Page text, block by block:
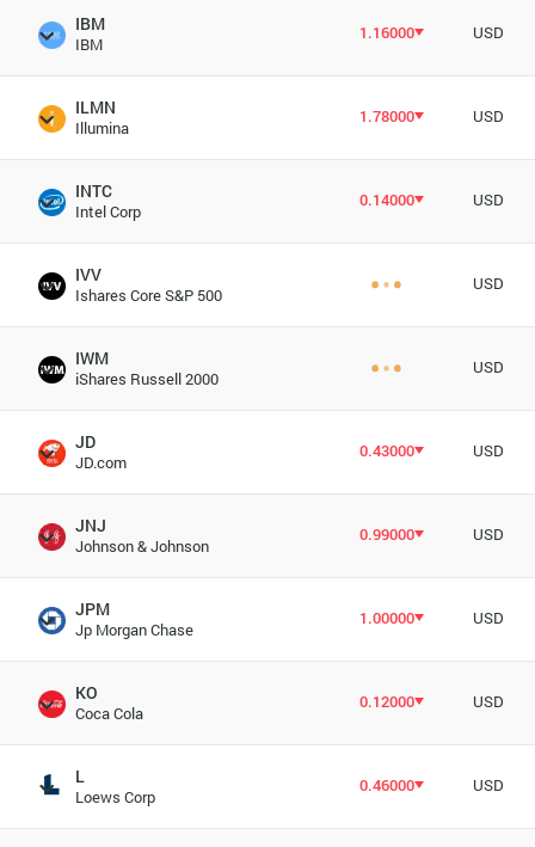
IBM
IBM
1.16000 USD
ILMN
Illumina
1.78000 USD
INTC
Intel Corp
0.14000 USD
IVV
Ishares Core S&P 500
USD
IWM
iShares Russell 2000
USD
JD
JD.com
0.43000 USD
JNJ
Johnson & Johnson
0.99000 USD
JPM
Jp Morgan Chase
1.00000 USD
KO
Coca Cola
0.12000 USD
L
Loews Corp
0.46000 USD